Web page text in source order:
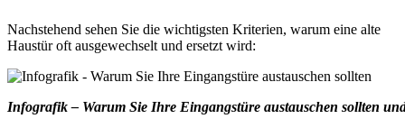
Nachstehend sehen Sie die wichtigsten Kriterien, warum eine alte
Haustür oft ausgewechselt und ersetzt wird:
Infografik – Warum Sie Ihre Eingangstüre austauschen sollten